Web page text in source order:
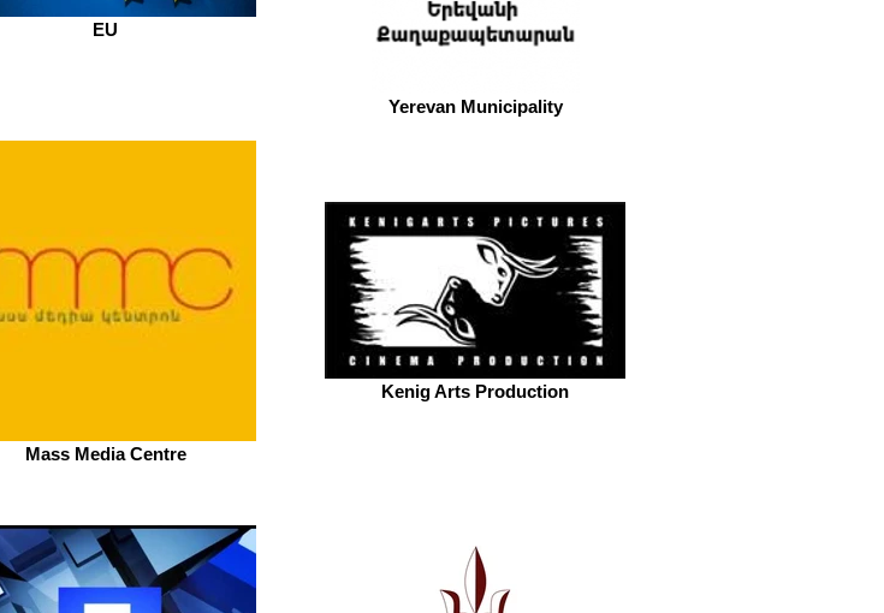
EU
Yerevan Municipality
Mass Media Centre
Kenig Arts Production